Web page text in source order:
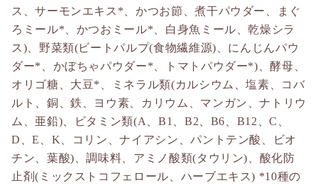
ス、サーモンエキス*、かつお節、煮干パウダー、まぐ
ろミール*、かつおミール*、白身魚ミール、乾燥シラ
ス)、野菜類(ビートパルプ(食物繊維源)、にんじんパウ
ダー*、かぼちゃパウダー*、トマトパウダー*)、酵母、
オリゴ糖、大豆*、ミネラル類(カルシウム、塩素、コバ
ルト、銅、鉄、ヨウ素、カリウム、マンガン、ナトリウ
ム、亜鉛)、ビタミン類(A、B1、B2、B6、B12、C、
D、E、K、コリン、ナイアシン、パントテン酸、ビオ
チン、葉酸)、調味料、アミノ酸類(タウリン)、酸化防
止剤(ミックストコフェロール、ハーブエキス) *10種の